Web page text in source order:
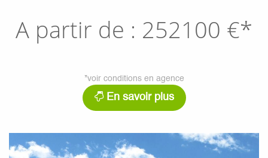
A partir de : 252100 €*
*voir conditions en agence
En savoir plus